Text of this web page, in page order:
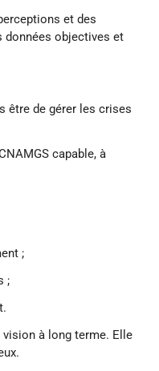
et des
données objectives et
être de gérer les crises
capable, à
;
;
à long terme. Elle